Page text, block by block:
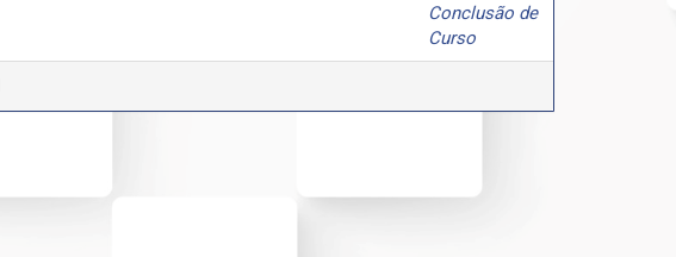
Conclusão de
Curso